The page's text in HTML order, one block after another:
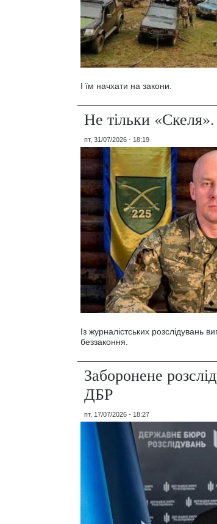
І їм начхати на закони.
Не тільки
пт, 31/07/2026 - 18:19
Із журналістських розслідувань
беззаконня.
Заборонене
ДБР
пт, 17/07/2026 - 18:27